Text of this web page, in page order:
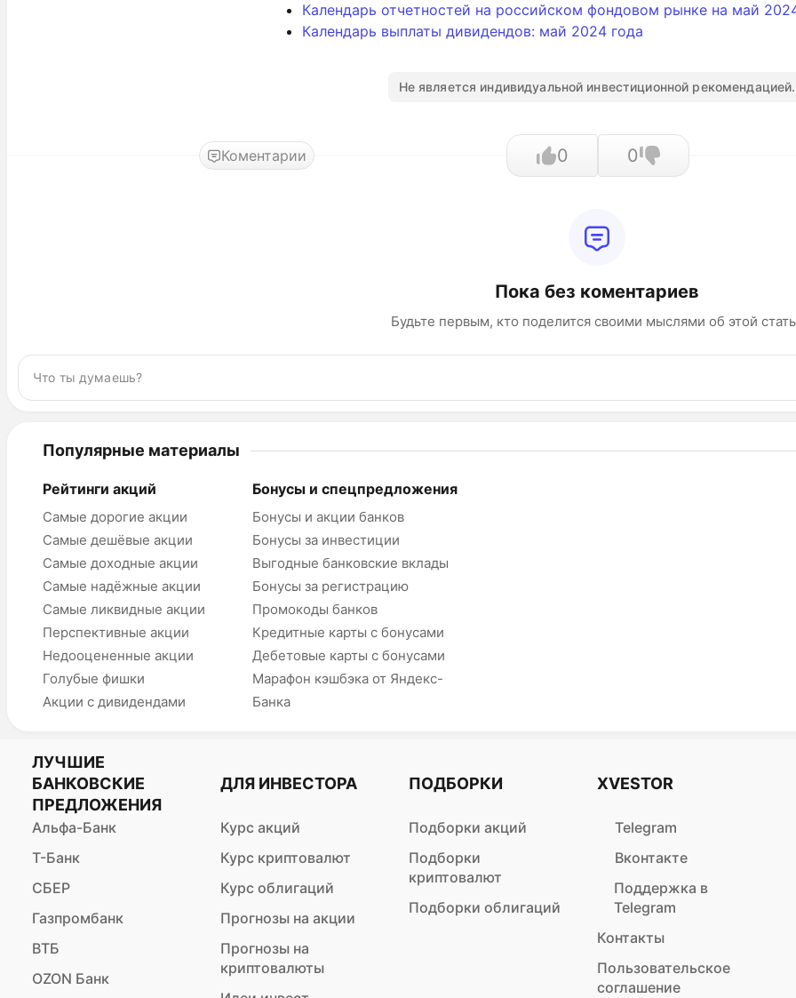
Календарь отчетностей на российском фондовом рынке на май
Календарь выплаты дивидендов: май 2024 года
Не является индивидуальной инвестиционной рекомендацией.
Коментарии 0 0
Пока без коментариев
Будьте первым, кто поделится своими мыслями об этой
Популярные материалы
Рейтинги акций
Самые дорогие акции
Самые дешёвые акции
Самые доходные акции
Самые надёжные акции
Самые ликвидные акции
Перспективные акции
Недооцененные акции
Голубые фишки
Акции с дивидендами
Бонусы и спецпредложения
Бонусы и акции банков
Бонусы за инвестиции
Выгодные банковские вклады
Бонусы за регистрацию
Промокоды банков
Кредитные карты с бонусами
Дебетовые карты с бонусами
Марафон кэшбэка от Яндекс-
Банка
ЛУЧШИЕ
БАНКОВСКИЕ
ПРЕДЛОЖЕНИЯ
Альфа-Банк
Т-Банк
СБЕР
Газпромбанк
ВТБ
OZON Банк
ДЛЯ ИНВЕСТОРА
Курс акций
Курс криптовалют
Курс облигаций
Прогнозы на акции
Прогнозы на
криптовалюты
ПОДБОРКИ
Подборки акций
Подборки
криптовалют
Подборки облигаций
XVESTOR
Telegram
Вконтакте
Поддержка в
Telegram
Контакты
Пользовательское
соглашение